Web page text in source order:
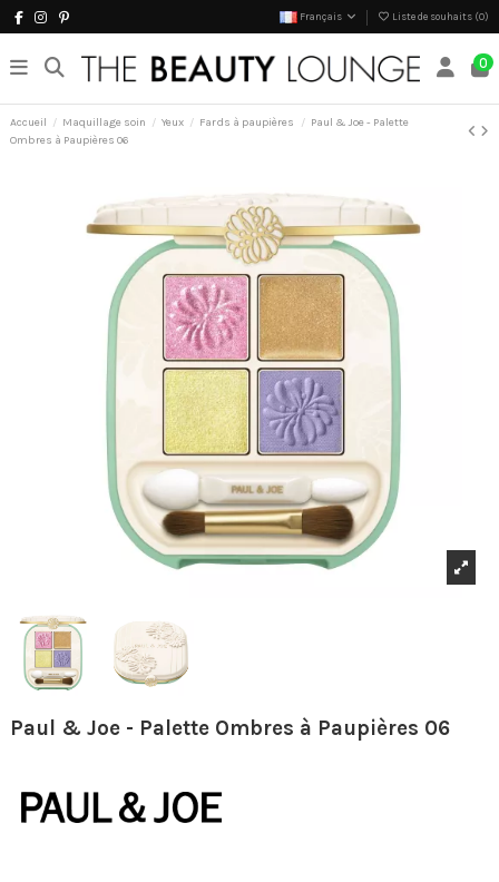
Français Liste de souhaits (0)
0
Accueil Maquillage soin Yeux Fards à paupières
Paul & Joe - Palette
Ombres à Paupières 06
Paul & Joe - Palette Ombres à Paupières 06